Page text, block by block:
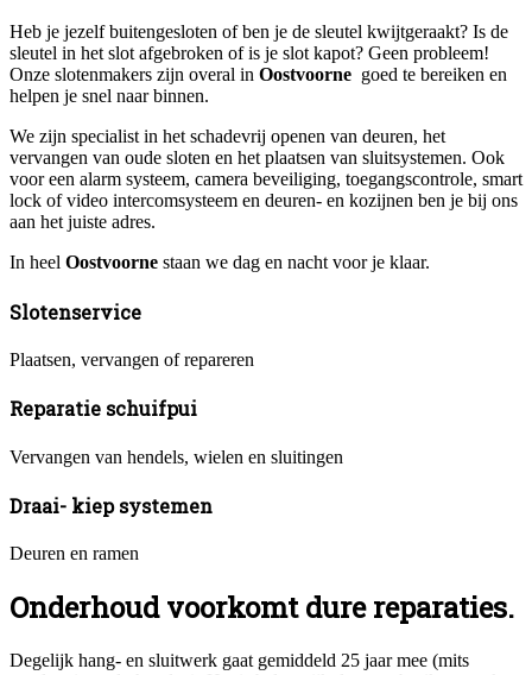
Heb je jezelf buitengesloten of ben je de sleutel kwijtgeraakt? Is de
sleutel in het slot afgebroken of is je slot kapot? Geen probleem!
Onze slotenmakers zijn overal in Oostvoorne goed te bereiken en
helpen je snel naar binnen.
We zijn specialist in het schadevrij openen van deuren, het
vervangen van oude sloten en het plaatsen van sluitsystemen. Ook
voor een alarm systeem, camera beveiliging, toegangscontrole, smart
lock of video intercomsysteem en deuren- en kozijnen ben je bij ons
aan het juiste adres.
In heel Oostvoorne staan we dag en nacht voor je klaar.
Slotenservice
Plaatsen, vervangen of repareren
Reparatie schuifpui
Vervangen van hendels, wielen en sluitingen
Draai- kiep systemen
Deuren en ramen
Onderhoud voorkomt dure reparaties.
Degelijk hang- en sluitwerk gaat gemiddeld 25 jaar mee (mits